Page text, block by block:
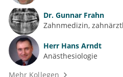
Dr. Gunnar Frahn
Zahnmedizin,
Herr Hans Arndt
Anästhesiologie
Mehr Kollegen